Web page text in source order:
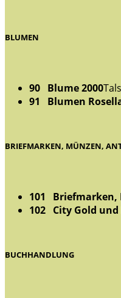
BLUMEN
90 Blume 2000
91 Blumen
BRIEFMARKEN, MÜNZEN,
101
102 City Gold
BUCHHANDLUNG